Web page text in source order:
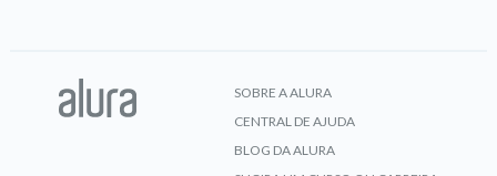
SOBRE A ALURA
CENTRAL DE AJUDA
BLOG DA ALURA